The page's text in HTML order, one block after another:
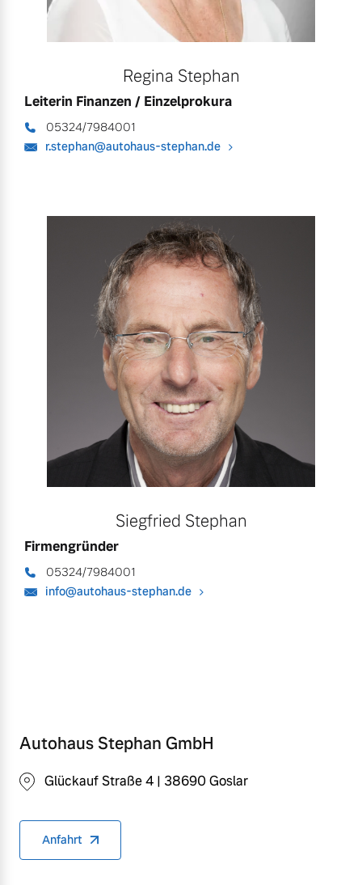
Regina Stephan
Leiterin Finanzen / Einzelprokura
05324/7984001
r.stephan@autohaus-stephan.de
Siegfried Stephan
Firmengründer
05324/7984001
info@autohaus-stephan.de
Autohaus Stephan GmbH
Glückauf Straße 4 | 38690 Goslar
Anfahrt